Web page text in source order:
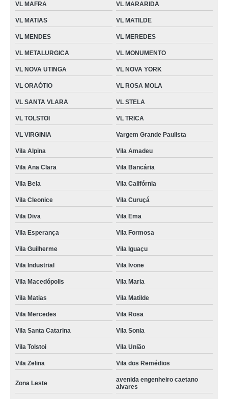
VL MAFRA VL MARARIDA
VL MATIAS VL MATILDE
VL MENDES VL MEREDES
VL METALURGICA VL MONUMENTO
VL NOVA UTINGA VL NOVA YORK
VL ORAÓTIO VL ROSA MOLA
VL SANTA VLARA VL STELA
VL TOLSTOI VL TRICA
VL VIRGINIA Vargem Grande Paulista
Vila Alpina Vila Amadeu
Vila Ana Clara Vila Bancária
Vila Bela Vila Califórnia
Vila Cleonice Vila Curuçá
Vila Diva Vila Ema
Vila Esperança Vila Formosa
Vila Guilherme Vila Iguaçu
Vila Industrial Vila Ivone
Vila Macedópolis Vila Maria
Vila Matias Vila Matilde
Vila Mercedes Vila Rosa
Vila Santa Catarina Vila Sonia
Vila Tolstoi Vila União
Vila Zelina Vila dos Remédios
Zona Leste
avenida engenheiro caetano
alvares